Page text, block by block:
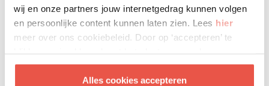
wij en onze partners jouw internetgedrag kunnen volgen
en persoonlijke content kunnen laten zien. Lees hier
meer over ons cookiebeleid. Door op ‘accepteren’ te
cookies.
Alles cookies accepteren